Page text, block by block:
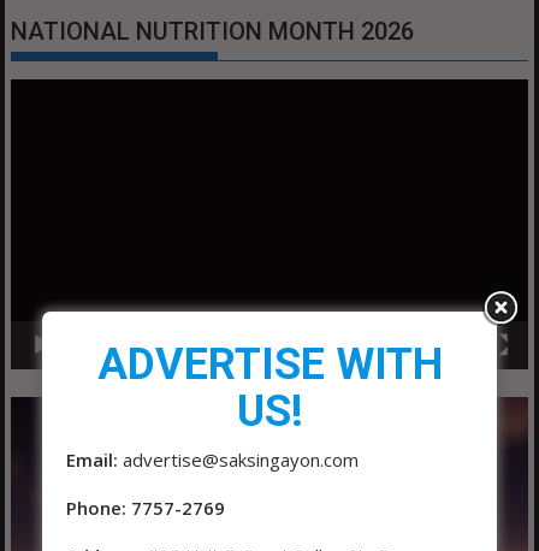
NATIONAL NUTRITION MONTH 2026
01:04
ADVERTISE WITH
US!
Email: advertise@saksingayon.com
Phone: 7757-2769